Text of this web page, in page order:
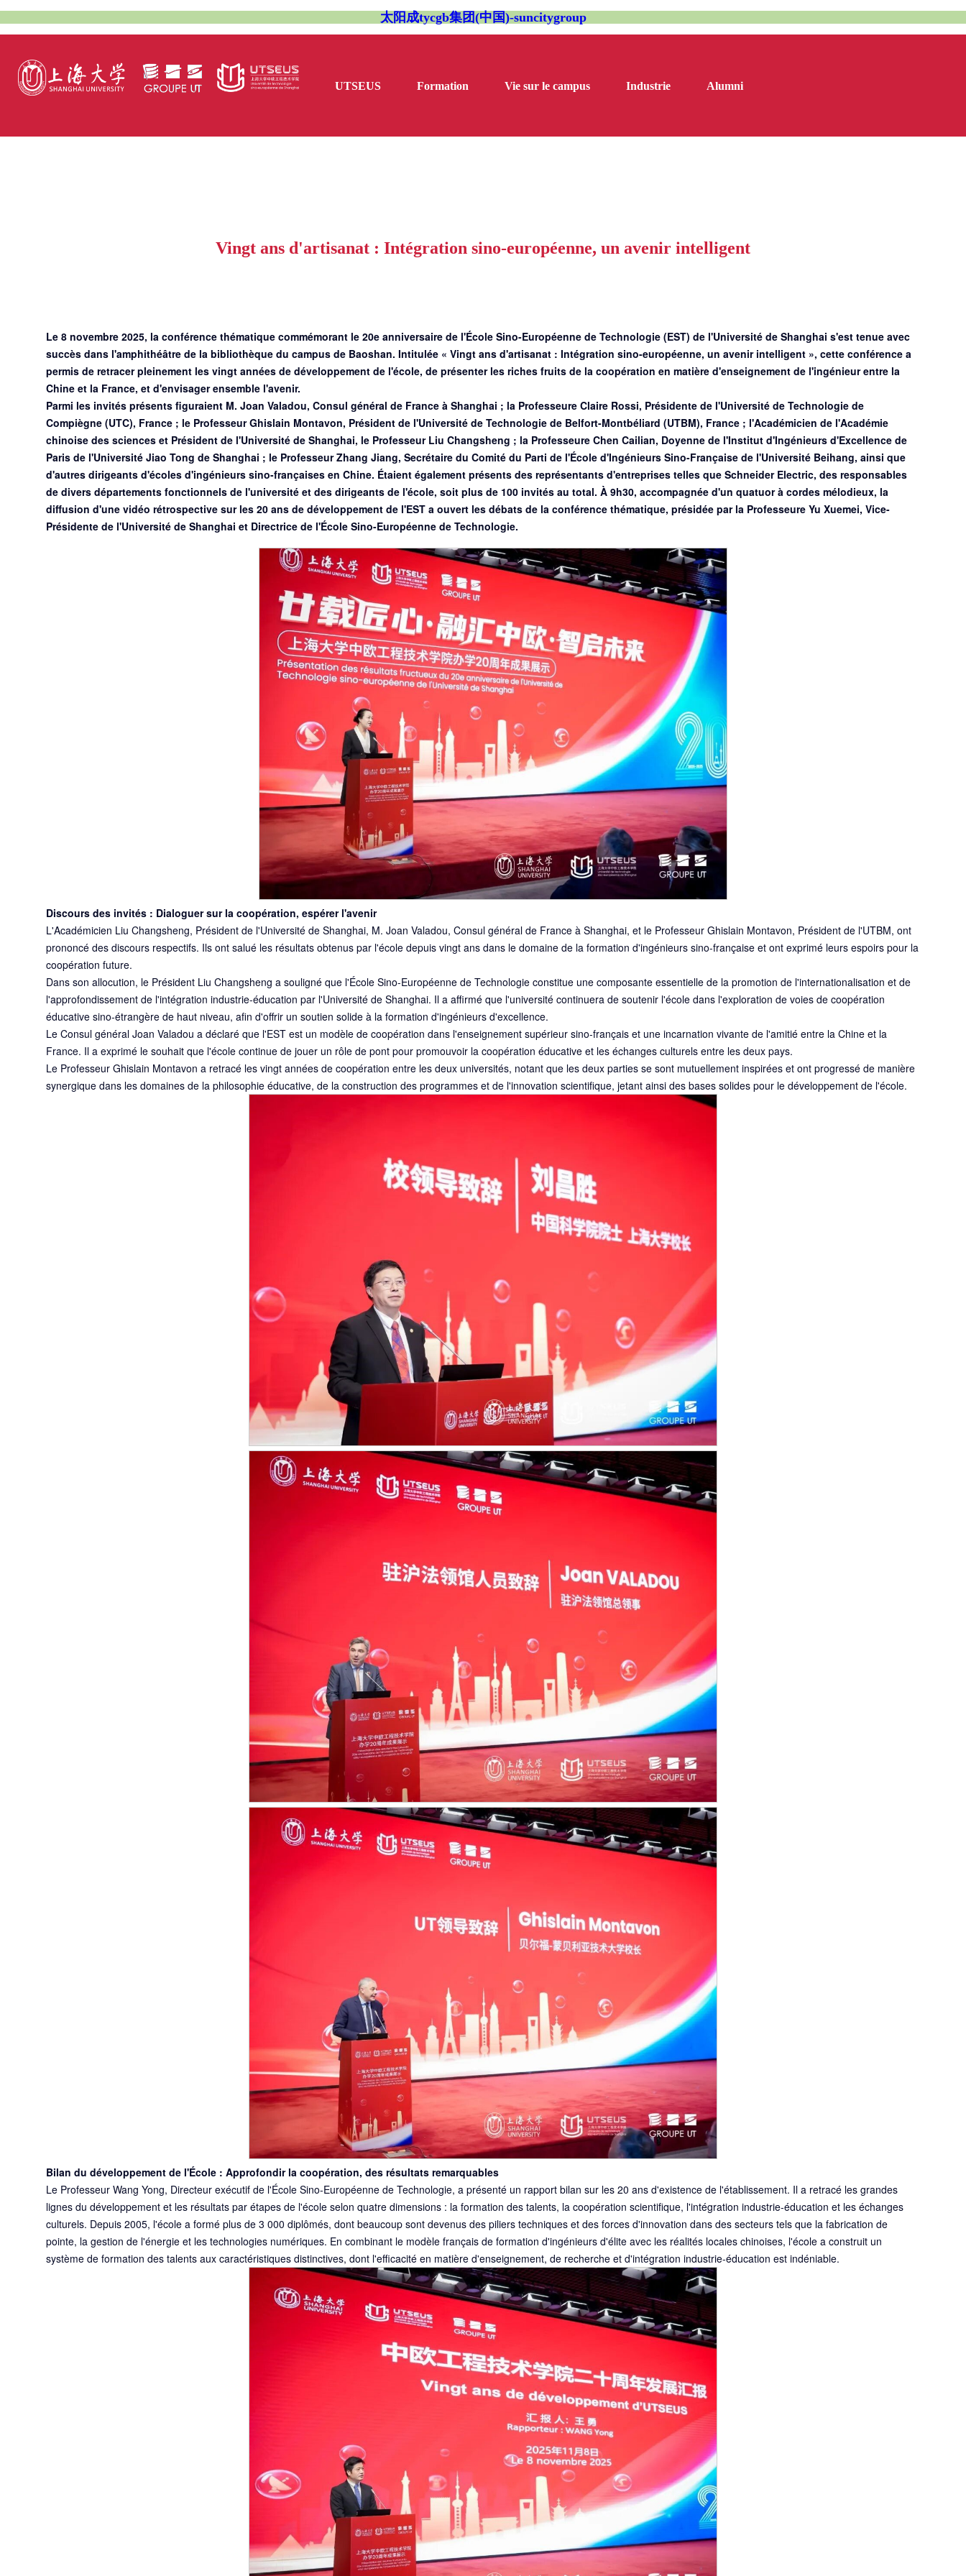
太阳成tycgb集团(中国)-suncitygroup
UTSEUS Formation Vie sur le campus Industrie Alumni
Vingt ans d'artisanat : Intégration sino-européenne, un avenir intelligent
Le 8 novembre 2025, la conférence thématique commémorant le 20e anniversaire de l'École Sino-Européenne de Technologie (EST) de l'Université de Shanghai s'est tenue avec
succès dans l'amphithéâtre de la bibliothèque du campus de Baoshan. Intitulée « Vingt ans d'artisanat : Intégration sino-européenne, un avenir intelligent », cette conférence a
permis de retracer pleinement les vingt années de développement de l'école, de présenter les riches fruits de la coopération en matière d'enseignement de l'ingénieur entre la
Chine et la France, et d'envisager ensemble l'avenir.
Parmi les invités présents figuraient M. Joan Valadou, Consul général de France à Shanghai ; la Professeure Claire Rossi, Présidente de l'Université de Technologie de
Compiègne (UTC), France ; le Professeur Ghislain Montavon, Président de l'Université de Technologie de Belfort-Montbéliard (UTBM), France ; l'Académicien de l'Académie
chinoise des sciences et Président de l'Université de Shanghai, le Professeur Liu Changsheng ; la Professeure Chen Cailian, Doyenne de l'Institut d'Ingénieurs d'Excellence de
Paris de l'Université Jiao Tong de Shanghai ; le Professeur Zhang Jiang, Secrétaire du Comité du Parti de l'École d'Ingénieurs Sino-Française de l'Université Beihang, ainsi que
d'autres dirigeants d'écoles d'ingénieurs sino-françaises en Chine. Étaient également présents des représentants d'entreprises telles que Schneider Electric, des responsables
de divers départements fonctionnels de l'université et des dirigeants de l'école, soit plus de 100 invités au total. À 9h30, accompagnée d'un quatuor à cordes mélodieux, la
diffusion d'une vidéo rétrospective sur les 20 ans de développement de l'EST a ouvert les débats de la conférence thématique, présidée par la Professeure Yu Xuemei, Vice-
Présidente de l'Université de Shanghai et Directrice de l'École Sino-Européenne de Technologie.
Discours des invités : Dialoguer sur la coopération, espérer l'avenir
L'Académicien Liu Changsheng, Président de l'Université de Shanghai, M. Joan Valadou, Consul général de France à Shanghai, et le Professeur Ghislain Montavon, Président de l'UTBM, ont
prononcé des discours respectifs. Ils ont salué les résultats obtenus par l'école depuis vingt ans dans le domaine de la formation d'ingénieurs sino-française et ont exprimé leurs espoirs pour la
coopération future.
Dans son allocution, le Président Liu Changsheng a souligné que l'École Sino-Européenne de Technologie constitue une composante essentielle de la promotion de l'internationalisation et de
l'approfondissement de l'intégration industrie-éducation par l'Université de Shanghai. Il a affirmé que l'université continuera de soutenir l'école dans l'exploration de voies de coopération
éducative sino-étrangère de haut niveau, afin d'offrir un soutien solide à la formation d'ingénieurs d'excellence.
Le Consul général Joan Valadou a déclaré que l'EST est un modèle de coopération dans l'enseignement supérieur sino-français et une incarnation vivante de l'amitié entre la Chine et la
France. Il a exprimé le souhait que l'école continue de jouer un rôle de pont pour promouvoir la coopération éducative et les échanges culturels entre les deux pays.
Le Professeur Ghislain Montavon a retracé les vingt années de coopération entre les deux universités, notant que les deux parties se sont mutuellement inspirées et ont progressé de manière
synergique dans les domaines de la philosophie éducative, de la construction des programmes et de l'innovation scientifique, jetant ainsi des bases solides pour le développement de l'école.
Bilan du développement de l'École : Approfondir la coopération, des résultats remarquables
Le Professeur Wang Yong, Directeur exécutif de l'École Sino-Européenne de Technologie, a présenté un rapport bilan sur les 20 ans d'existence de l'établissement. Il a retracé les grandes
lignes du développement et les résultats par étapes de l'école selon quatre dimensions : la formation des talents, la coopération scientifique, l'intégration industrie-éducation et les échanges
culturels. Depuis 2005, l'école a formé plus de 3 000 diplômés, dont beaucoup sont devenus des piliers techniques et des forces d'innovation dans des secteurs tels que la fabrication de
pointe, la gestion de l'énergie et les technologies numériques. En combinant le modèle français de formation d'ingénieurs d'élite avec les réalités locales chinoises, l'école a construit un
système de formation des talents aux caractéristiques distinctives, dont l'efficacité en matière d'enseignement, de recherche et d'intégration industrie-éducation est indéniable.